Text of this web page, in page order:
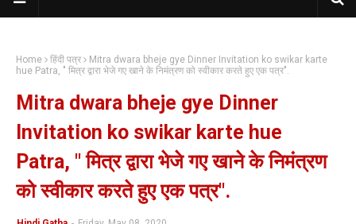
Home हिंदी पत्र
Mitra dwara bheje gye Dinner Invitation ko swikar karte
hue Patra, " मित्र द्वारा भेजे गए खाने के निमंत्रण को स्वीकार करते हुए एक पत्र".
Mitra dwara bheje gye Dinner
Invitation ko swikar karte hue
Patra, " मित्र द्वारा भेजे गए खाने के निमंत्रण
को स्वीकार करते हुए एक पत्र".